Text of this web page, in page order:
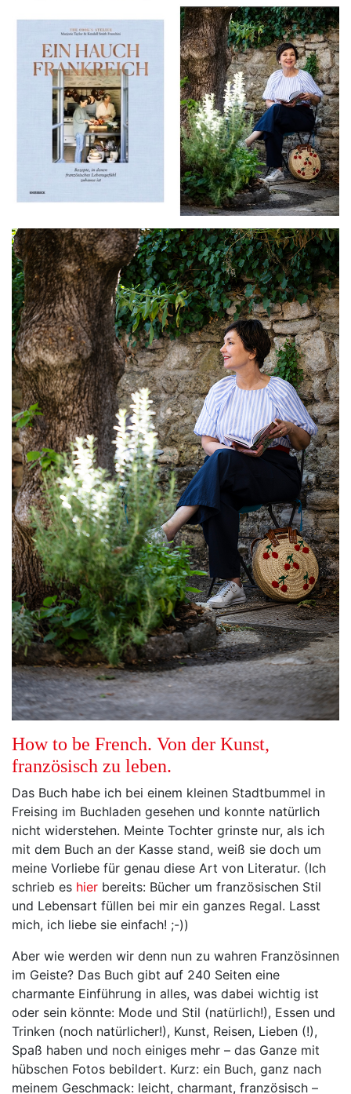
How to be French. Von der Kunst,
französisch zu leben.
Das Buch habe ich bei einem kleinen Stadtbummel in
Freising im Buchladen gesehen und konnte natürlich
nicht widerstehen. Meinte Tochter grinste nur, als ich
mit dem Buch an der Kasse stand, weiß sie doch um
meine Vorliebe für genau diese Art von Literatur. (Ich
schrieb es hier bereits: Bücher um französischen Stil
und Lebensart füllen bei mir ein ganzes Regal. Lasst
mich, ich liebe sie einfach! ;-))
Aber wie werden wir denn nun zu wahren Französinnen
im Geiste? Das Buch gibt auf 240 Seiten eine
charmante Einführung in alles, was dabei wichtig ist
oder sein könnte: Mode und Stil (natürlich!), Essen und
Trinken (noch natürlicher!), Kunst, Reisen, Lieben (!),
Spaß haben und noch einiges mehr – das Ganze mit
hübschen Fotos bebildert. Kurz: ein Buch, ganz nach
meinem Geschmack: leicht, charmant, französisch –